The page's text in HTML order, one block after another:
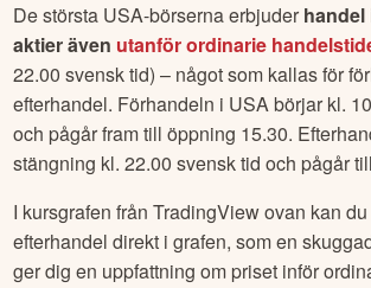
De största USA-börserna erbjuder handel
aktier även utanför ordinarie
22.00 svensk tid) – något som kallas för
efterhandel. Förhandeln i USA börjar kl.
och pågår fram till öppning 15.30.
stängning kl. 22.00 svensk tid och pågår
I kursgrafen från TradingView ovan kan
efterhandel direkt i grafen, som en
ger dig en uppfattning om priset inför